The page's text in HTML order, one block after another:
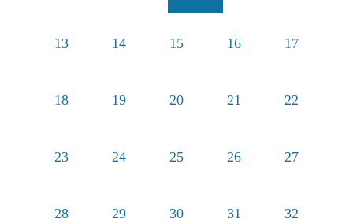
13 14 15 16 17
18 19 20 21 22
23 24 25 26 27
28 29 30 31 32